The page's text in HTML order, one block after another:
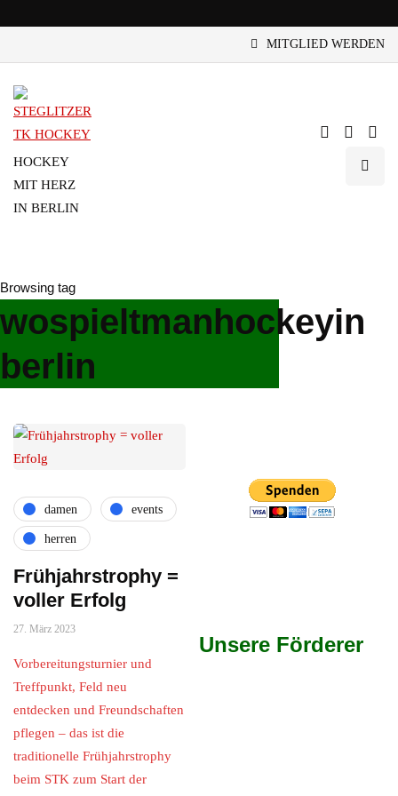
MITGLIED WERDEN
HOCKEY
MIT HERZ
IN BERLIN
Browsing tag
wospieltmanhockeyin
berlin
damen events
herren
Frühjahrstrophy =
voller Erfolg
27. März 2023
Vorbereitungsturnier und
Treffpunkt, Feld neu
entdecken und Freundschaften
pflegen – das ist die
traditionelle Frühjahrstrophy
beim STK zum Start der
Unsere Förderer